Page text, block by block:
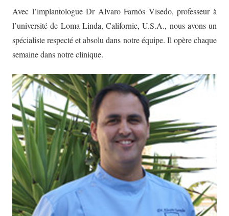
Avec l’implantologue Dr Alvaro Farnós Visedo, professeur à
l’université de Loma Linda, Californie, U.S.A., nous avons un
spécialiste respecté et absolu dans notre équipe. Il opère chaque
semaine dans notre clinique.